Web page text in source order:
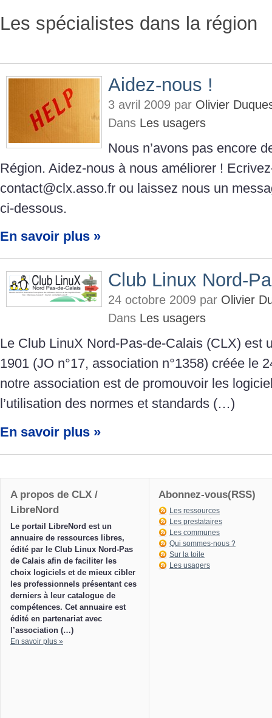
Les spécialistes dans la région
Aidez-nous !
3 avril 2009 par Olivier
Dans Les usagers
Nous n’avons pas encore
Région. Aidez-nous à nous améliorer !
contact@clx.asso.fr ou laissez nous un
ci-dessous.
En savoir plus »
Club Linux Nord-
24 octobre 2009 par Olivier
Dans Les usagers
Le Club LinuX Nord-Pas-de-Calais (CLX) est
1901 (JO n°17, association n°1358) créée le
notre association est de promouvoir les
l’utilisation des normes et standards (…)
En savoir plus »
A propos de CLX /
LibreNord
Le portail LibreNord est un
annuaire de ressources libres,
édité par le Club Linux Nord-Pas
de Calais afin de faciliter les
choix logiciels et de mieux cibler
les professionnels présentant ces
derniers à leur catalogue de
compétences. Cet annuaire est
édité en partenariat avec
l’association (…)
En savoir plus »
Abonnez-vous(RSS)
Les ressources
Les prestataires
Les communes
Qui sommes-nous ?
Sur la toile
Les usagers